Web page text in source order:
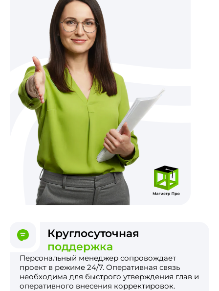
Круглосуточная
поддержка
Персональный менеджер сопровождает
проект в режиме 24/7. Оперативная связь
необходима для быстрого утверждения глав и
оперативного внесения корректировок.